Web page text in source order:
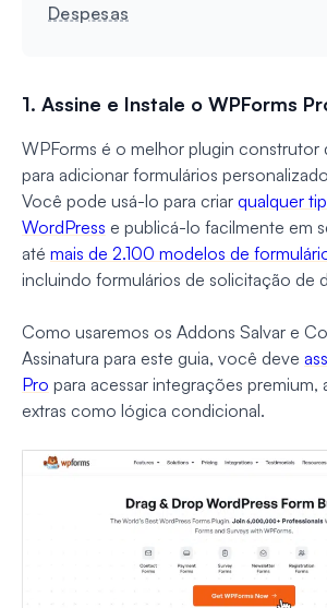
Despesas
1. Assine e Instale o WPForms
WPForms é o melhor plugin construtor
para adicionar formulários
Você pode usá-lo para criar qualquer
WordPress e publicá-lo facilmente em
até mais de 2.100 modelos de
incluindo formulários de solicitação de
Como usaremos os Addons Salvar e
Assinatura para este guia, você deve
Pro para acessar integrações premium,
extras como lógica condicional.